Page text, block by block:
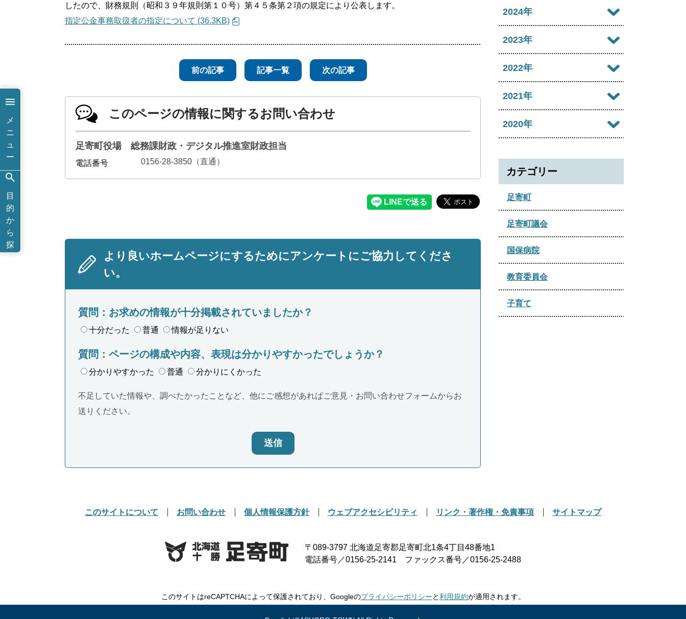
したので、財務規則（昭和３９年規則第１０号）第４５条第２項の規定により公表します。
指定公金事務取扱者の指定について (36.3KB)
前の記事 記事一覧 次の記事
このページの情報に関するお問い合わせ
足寄町役場 総務課財政・デジタル推進室財政担当
電話番号 0156-28-3850（直通）
より良いホームページにするためにアンケートにご協力してくださ
い。
質問：お求めの情報が十分掲載されていましたか？
十分だった 普通 情報が足りない
質問：ページの構成や内容、表現は分かりやすかったでしょうか？
分かりやすかった 普通 分かりにくかった
不足していた情報や、調べたかったことなど、他にご感想があればご意見・お問い合わせフォームからお
送りください。
送信
2026年06月
2026年04月
2026年03月
2026年02月
2025年12月
2025年10月
2025年08月
2025年06月
2025年04月
2025年02月
2024年
2024年12月
2024年09月
2024年07月
2024年05月
2024年04月
2024年03月
2024年02月
2023年
2023年12月
2023年09月
2023年04月
2022年
2022年12月
2022年07月
2022年04月
2022年02月
2021年
2021年12月
2021年09月
2021年07月
2021年05月
2020年
カテゴリー
足寄町
足寄町議会
国保病院
教育委員会
子育て
このサイトについて お問い合わせ 個人情報保護方針 ウェブアクセシビリティ リンク・著作権・免責事項 サイトマップ
〒089-3797 北海道足寄郡足寄町北1条4丁目48番地1
電話番号／0156-25-2141
ファックス番号／0156-25-2488
このサイトはreCAPTCHAによって保護されており、Googleのプライバシーポリシーと利用規約が適用されます。
メ
ニ
ュ
ー
目
的
か
ら
探